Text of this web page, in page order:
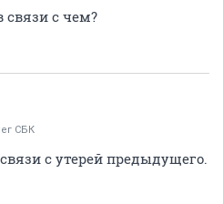
связи с чем?
СБК
с утерей предыдущего.